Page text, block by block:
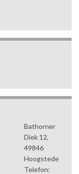
Bathorner
Diek 12,
49846
Hoogstede
Telefon: